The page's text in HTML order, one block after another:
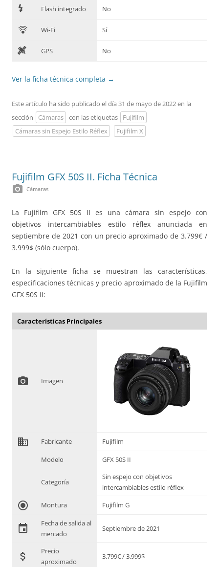
7 Flash integrado No
C Wi-Fi Sí
D GPS No
Ver la ficha técnica completa →
Este artículo ha sido publicado el día 31 de mayo de 2022 en la
sección
Cámaras con las etiquetas
Fujifilm
Cámaras sin Espejo Estilo Réflex
Fujifilm X
Fujifilm GFX 50S II. Ficha Técnica
photo_camera Cámaras
La Fujifilm GFX 50S II es una cámara sin espejo con
objetivos intercambiables estilo réflex anunciada en
septiembre de 2021 con un precio aproximado de 3.799€ /
3.999$ (sólo cuerpo).
En la siguiente ficha se muestran las características,
especificaciones técnicas y precio aproximado de la Fujifilm
GFX 50S II:
Características Principales
photo_camera Imagen
domain Fabricante Fujifilm
Modelo GFX 50S II
Categoría
Sin espejo con objetivos
intercambiables estilo réflex
radio_button_checked Montura Fujifilm G
event
Fecha de salida al
mercado
Septiembre de 2021
attach_money
Precio
aproximado
3.799€ / 3.999$